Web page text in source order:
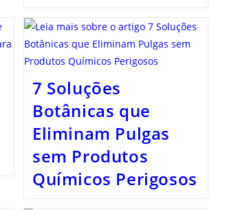
7 Soluções
Botânicas que
Eliminam Pulgas
sem Produtos
Químicos Perigosos